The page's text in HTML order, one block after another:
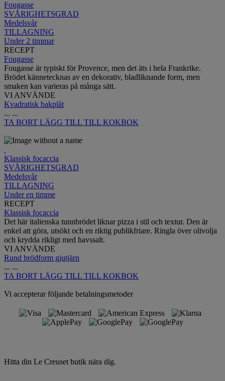
Fougasse
SVÅRIGHETSGRAD
Medelsvår
TILLAGNING
Under 2 timmar
RECEPT
Fougasse
Fougasse är typiskt för Provence, men det äts i hela Frankrike.
Brödet kännetecknas av en dekorativ, bladliknande form, men
smaken kan varieras på många sätt.
VI ANVÄNDE
Kvadratisk bakplåt
... ...
TA BORT LÄGG TILL TILL KOKBOK
Klassisk focaccia
SVÅRIGHETSGRAD
Medelsvår
TILLAGNING
Under en timme
RECEPT
Klassisk focaccia
Det här italienska tunnbrödet liknar pizza i stil och textur. Den är
enkel att göra, utsökt och en riktig publikfriare. Ringla över olivolja
och krydda rikligt med havssalt.
VI ANVÄNDE
Rund brödform gjutjärn
... ...
TA BORT LÄGG TILL TILL KOKBOK
Vi accepterar följande betalningsmetoder
Hitta din Le Creuset butik nära dig.